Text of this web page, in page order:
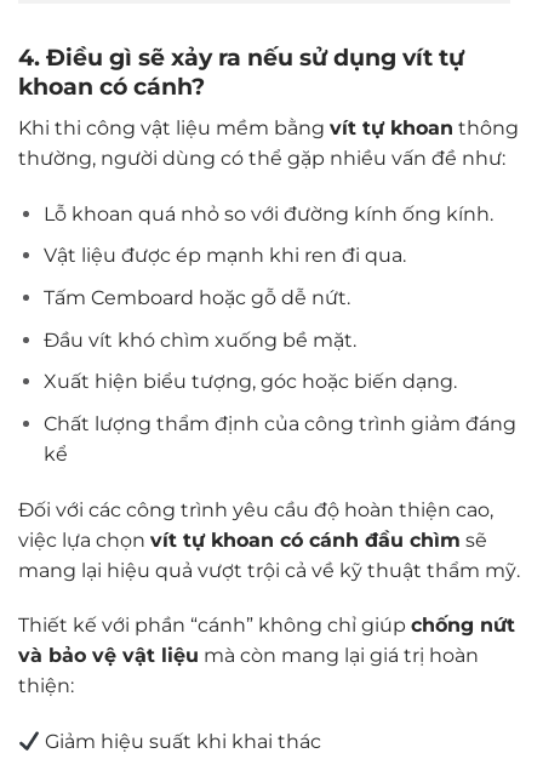
4. Điều gì sẽ xảy ra nếu sử dụng vít tự
khoan có cánh?
Khi thi công vật liệu mềm bằng vít tự khoan thông
thường, người dùng có thể gặp nhiều vấn đề như:
Lỗ khoan quá nhỏ so với đường kính ống kính.
Vật liệu được ép mạnh khi ren đi qua.
Tấm Cemboard hoặc gỗ dễ nứt.
Đầu vít khó chìm xuống bề mặt.
Xuất hiện biểu tượng, góc hoặc biến dạng.
Chất lượng thẩm định của công trình giảm đáng
kể
Đối với các công trình yêu cầu độ hoàn thiện cao,
việc lựa chọn vít tự khoan có cánh đầu chìm sẽ
mang lại hiệu quả vượt trội cả về kỹ thuật thẩm mỹ.
Thiết kế với phần “cánh” không chỉ giúp chống nứt
và bảo vệ vật liệu mà còn mang lại giá trị hoàn
thiện:
Giảm hiệu suất khi khai thác